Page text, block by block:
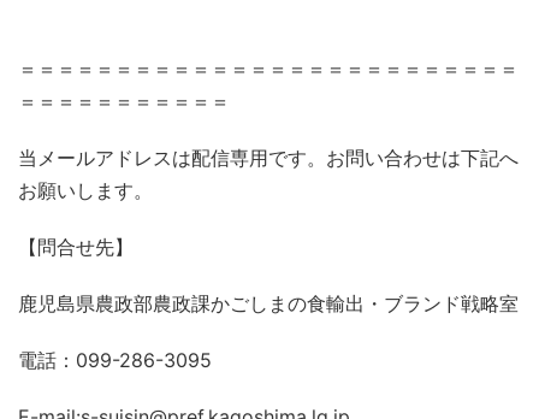
＝＝＝＝＝＝＝＝＝＝＝＝＝＝＝＝＝＝＝＝＝＝＝＝＝＝
＝＝＝＝＝＝＝＝＝＝＝
当メールアドレスは配信専用です。お問い合わせは下記へ
お願いします。
【問合せ先】
鹿児島県農政部農政課かごしまの食輸出・ブランド戦略室
電話：099-286-3095